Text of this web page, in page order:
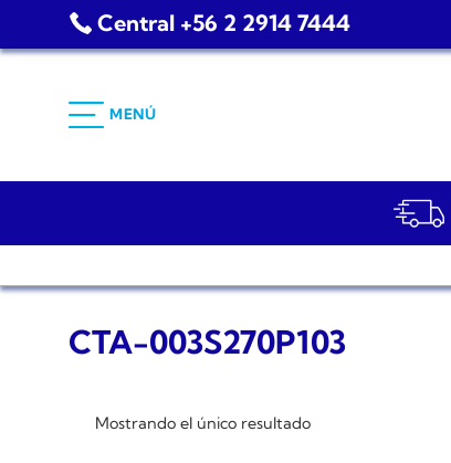
Central +56 2 2914 7444
MENÚ
CTA-003S270P103
Mostrando el único resultado